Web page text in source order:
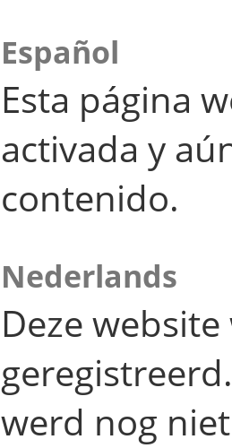
Español
Esta página
activada y
contenido.
Nederlands
Deze
werd nog